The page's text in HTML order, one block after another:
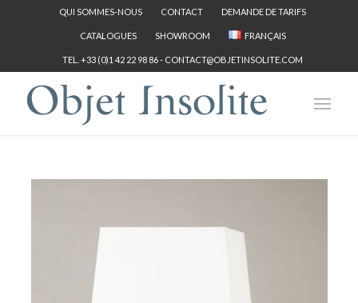
QUI SOMMES-NOUS CONTACT DEMANDE DE TARIFS
CATALOGUES SHOWROOM FRANÇAIS
TEL. +33 (0)1 42 22 98 86 - CONTACT@OBJETINSOLITE.COM